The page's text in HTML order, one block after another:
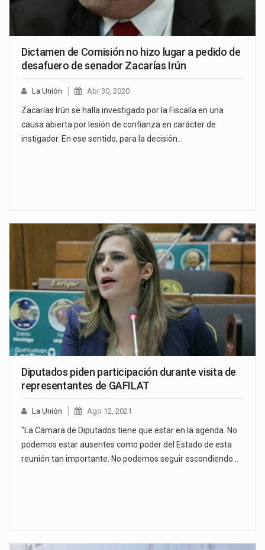
Dictamen de Comisión no hizo lugar a pedido de
desafuero de senador Zacarías Irún
La Unión Abr 30, 2020
Zacarías Irún se halla investigado por la Fiscalía en una
causa abierta por lesión de confianza en carácter de
instigador. En ese sentido, para la decisión…
Diputados piden participación durante visita de
representantes de GAFILAT
La Unión Ago 12, 2021
"La Cámara de Diputados tiene que estar en la agenda. No
podemos estar ausentes como poder del Estado de esta
reunión tan importante. No podemos seguir escondiendo…